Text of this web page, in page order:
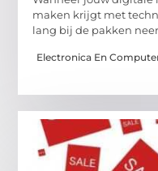
maken krijgt met
lang bij de pakken
Electronica En